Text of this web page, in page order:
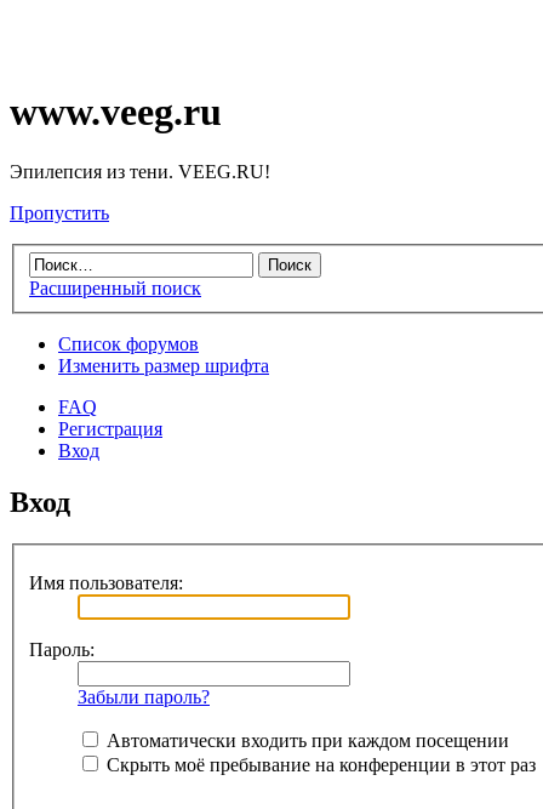
www.veeg.ru
Эпилепсия из тени. VEEG.RU!
Пропустить
Расширенный поиск
Список форумов
Изменить размер шрифта
FAQ
Регистрация
Вход
Вход
Имя пользователя:
Пароль:
Забыли пароль?
Автоматически входить при каждом посещении
Скрыть моё пребывание на конференции в этот раз